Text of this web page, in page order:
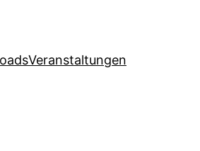
Veranstaltungen